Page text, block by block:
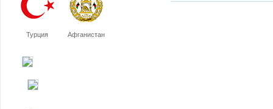
Турция Афганистан